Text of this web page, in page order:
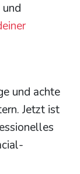
und achte
Jetzt ist